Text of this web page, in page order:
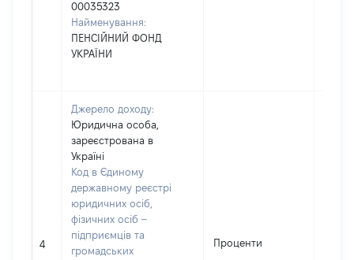
00035323
Найменування:
ПЕНСІЙНИЙ ФОНД
УКРАЇНИ
4
Джерело доходу:
Юридична особа,
зареєстрована в
Україні
Код в Єдиному
державному реєстрі
юридичних осіб,
фізичних осіб –
підприємців та
громадських
Проценти